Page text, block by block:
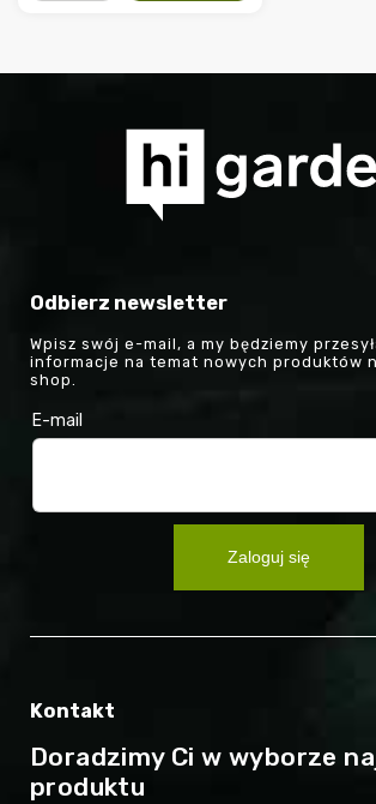
Odbierz newsletter
Wpisz swój e-mail, a my będziemy
informacje na temat nowych produktów
shop.
E-mail
Zaloguj się
Kontakt
Doradzimy Ci w wyborze
produktu